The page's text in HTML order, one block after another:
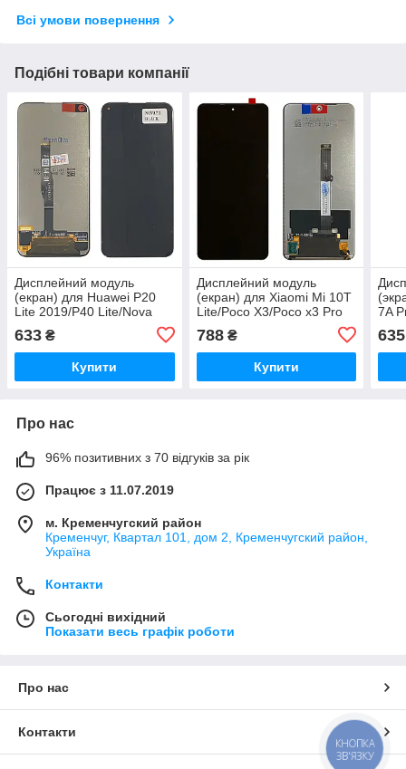
Всі умови повернення
Подібні товари компанії
Дисплейний модуль
(екран) для Huawei P20
Lite 2019/P40 Lite/Nova
L22B) Оригінал (PRC)
633 ₴
Купити
Дисплейний модуль
(екран) для Xiaomi Mi 10T
Lite/Poco X3/Poco x3 Pro
(PRC)
788₴
Купити
7A
635
Про нас
96% позитивних з 70 відгуків за рік
Працює з 11.07.2019
м. Кременчугский район
Кременчуг, Квартал 101, дом 2, Кременчугский район,
Україна
Контакти
Сьогодні вихідний
Показати весь графік роботи
Про нас
Контакти
КНОПКА
ЗВ'ЯЗКУ